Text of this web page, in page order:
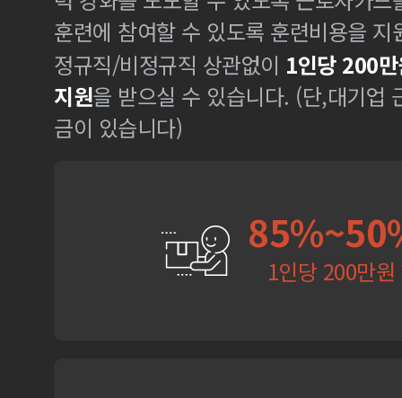
훈련에 참여할 수 있도록 훈련비용을 지
정규직/비정규직 상관없이 1인당 200
지원을 받으실 수 있습니다. (단,대기업
금이 있습니다)
1인당 200만원